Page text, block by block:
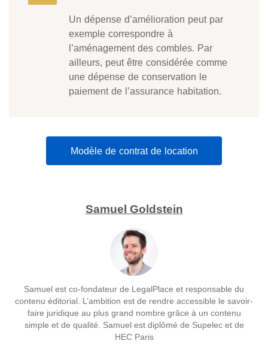
Un dépense d’amélioration peut par
exemple correspondre à
l’aménagement des combles. Par
ailleurs, peut être considérée comme
une dépense de conservation le
paiement de l’assurance habitation.
Modèle de contrat de location
Samuel Goldstein
Samuel est co-fondateur de LegalPlace et responsable du
contenu éditorial. L’ambition est de rendre accessible le savoir-
faire juridique au plus grand nombre grâce à un contenu
simple et de qualité. Samuel est diplômé de Supelec et de
HEC Paris